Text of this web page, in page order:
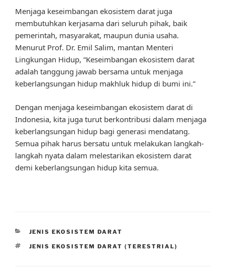
Menjaga keseimbangan ekosistem darat juga
membutuhkan kerjasama dari seluruh pihak, baik
pemerintah, masyarakat, maupun dunia usaha.
Menurut Prof. Dr. Emil Salim, mantan Menteri
Lingkungan Hidup, “Keseimbangan ekosistem darat
adalah tanggung jawab bersama untuk menjaga
keberlangsungan hidup makhluk hidup di bumi ini.”
Dengan menjaga keseimbangan ekosistem darat di
Indonesia, kita juga turut berkontribusi dalam menjaga
keberlangsungan hidup bagi generasi mendatang.
Semua pihak harus bersatu untuk melakukan langkah-
langkah nyata dalam melestarikan ekosistem darat
demi keberlangsungan hidup kita semua.
CATEGORIES
JENIS EKOSISTEM DARAT
TAGS
JENIS EKOSISTEM DARAT (TERESTRIAL)